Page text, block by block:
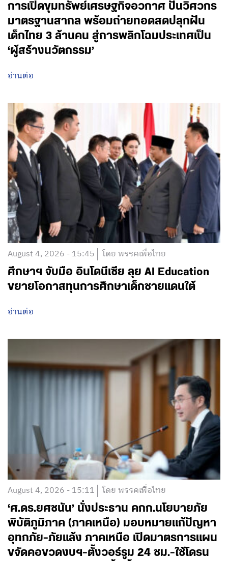
การเปิดขุมทรัพย์เศรษฐกิจอวกาศ ปั้นวิศวกร
มาตรฐานสากล พร้อมถ่ายทอดสดปลุกฝัน
เด็กไทย 3 ล้านคน สู่การพลิกโฉมประเทศเป็น
‘ผู้สร้างนวัตกรรม’
อ่านต่อ
August 4, 2026 - 15:45 โดย พรรคเพื่อไทย
ศึกษาฯ จับมือ อินโดนีเซีย ลุย AI Education
ขยายโอกาสทุนการศึกษาเด็กชายแดนใต้
อ่านต่อ
August 4, 2026 - 15:11 โดย พรรคเพื่อไทย
‘ศ.ดร.ยศชนัน’ นั่งประธาน คกก.นโยบายภัย
พิบัติภูมิภาค (ภาคเหนือ) มอบหมายแก้ปัญหา
อุทกภัย-ภัยแล้ง ภาคเหนือ เปิดมาตรการแผน
ขจัดคอขวดงบฯ-ตั้งวอร์รูม 24 ชม.-ใช้โดรน